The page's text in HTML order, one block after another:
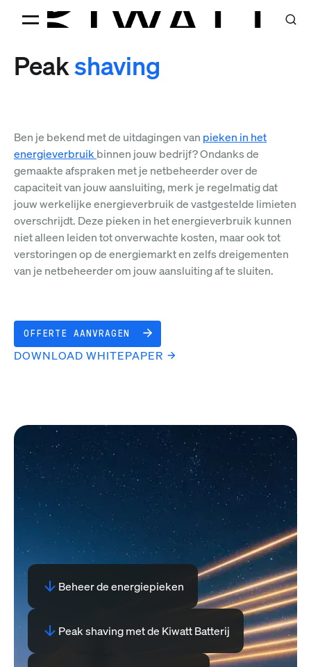
Peakshaving
Ben je bekend met de uitdagingen van pieken in het
energieverbruikbinnen jouw bedrijf? Ondanks de
gemaakte afspraken met je netbeheerder over de
capaciteit van jouw aansluiting, merk je regelmatig dat
jouw werkelijke energieverbruik de vastgestelde limieten
overschrijdt. Deze pieken in het energieverbruik kunnen
niet alleen leiden tot onverwachte kosten, maar ook tot
verstoringen op de energiemarkt en zelfs dreigementen
van je netbeheerder om jouw aansluiting af te sluiten.
OFFERTE AANVRAGEN
DOWNLOAD WHITEPAPER
Beheer de energiepieken
Peak shaving met de Kiwatt Batterij